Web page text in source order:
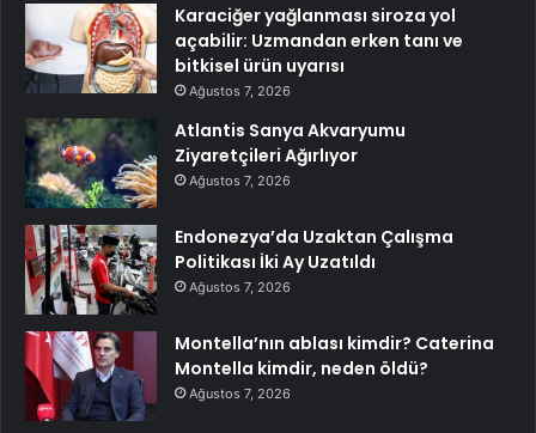
Karaciğer yağlanması siroza yol
açabilir: Uzmandan erken tanı ve
bitkisel ürün uyarısı
Ağustos 7, 2026
Atlantis Sanya Akvaryumu
Ziyaretçileri Ağırlıyor
Ağustos 7, 2026
Endonezya’da Uzaktan Çalışma
Politikası İki Ay Uzatıldı
Ağustos 7, 2026
Montella’nın ablası kimdir? Caterina
Montella kimdir, neden öldü?
Ağustos 7, 2026